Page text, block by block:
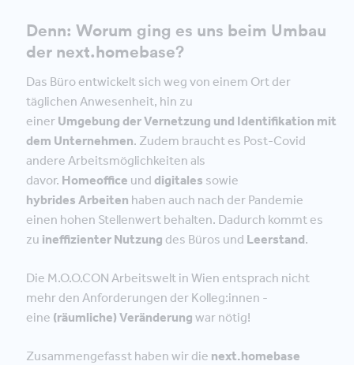
Denn: Worum ging es uns beim Umbau
der next.homebase?
Das Büro entwickelt sich weg von einem Ort der
täglichen Anwesenheit, hin zu
einer Umgebung der Vernetzung und Identifikation mit
dem Unternehmen. Zudem braucht es Post-Covid
andere Arbeitsmöglichkeiten als
davor. Homeoffice und digitales sowie
hybrides Arbeiten haben auch nach der Pandemie
einen hohen Stellenwert behalten. Dadurch kommt es
zu ineffizienter Nutzung des Büros und Leerstand.
Die M.O.O.CON Arbeitswelt in Wien entsprach nicht
mehr den Anforderungen der Kolleg:innen -
eine (räumliche) Veränderung war nötig!
Zusammengefasst haben wir die next.homebase